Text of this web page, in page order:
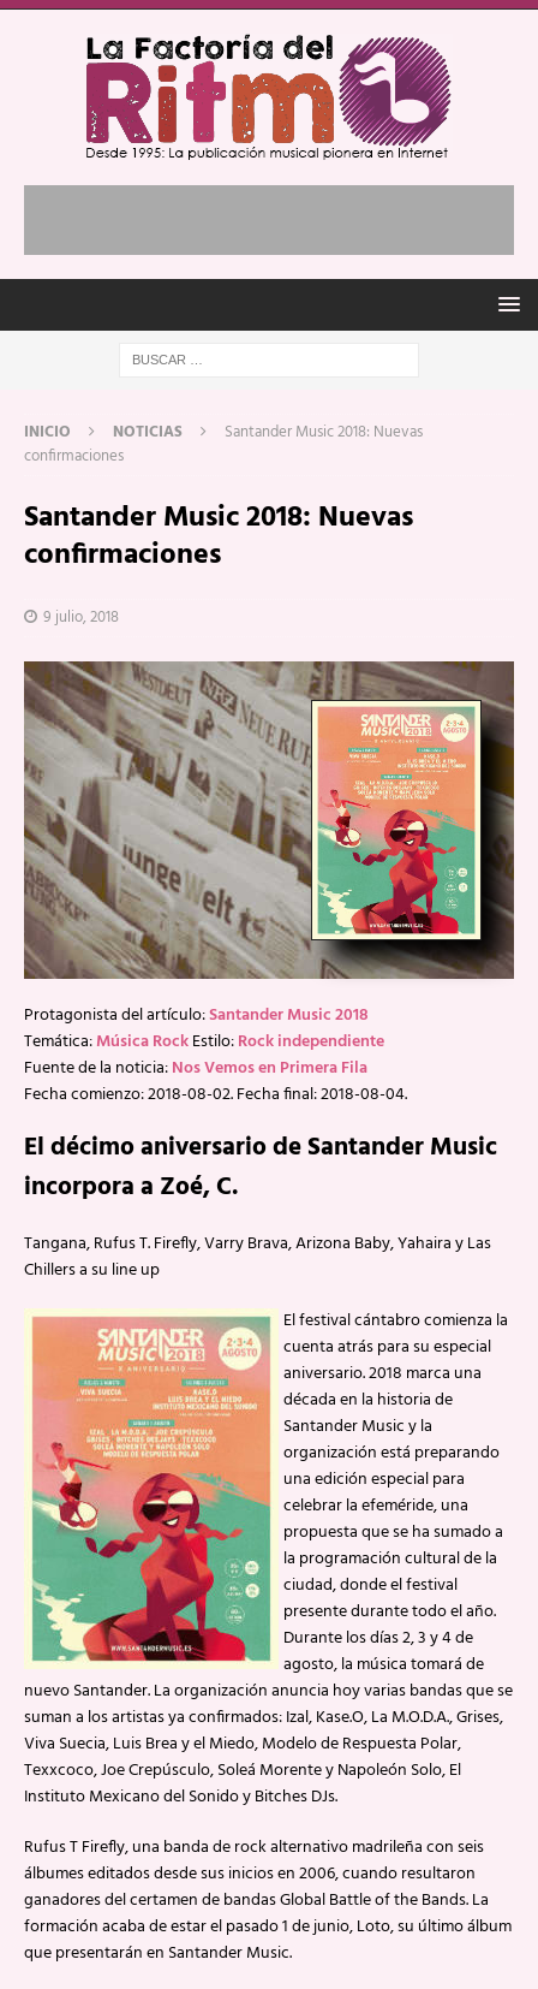
INICIO NOTICIAS
Santander Music 2018: Nuevas
confirmaciones
Santander Music 2018: Nuevas
confirmaciones
9 julio, 2018
Protagonista del artículo:Santander Music 2018
Temática:Música RockEstilo:Rock independiente
Fuente de la noticia:Nos Vemos en Primera Fila
Fecha comienzo: 2018-08-02. Fecha final: 2018-08-04.
El décimo aniversario de Santander Music
incorpora a Zoé, C.
Tangana, Rufus T. Firefly, Varry Brava, Arizona Baby, Yahaira y Las
Chillers a su line up
El festival cántabro comienza la
cuenta atrás para su especial
aniversario. 2018 marca una
década en la historia de
Santander Music y la
organización está preparando
una edición especial para
celebrar la efeméride, una
propuesta que se ha sumado a
la programación cultural de la
ciudad, donde el festival
presente durante todo el año.
Durante los días 2, 3 y 4 de
agosto, la música tomará de
nuevo Santander. La organización anuncia hoy varias bandas que se
suman a los artistas ya confirmados: Izal, Kase.O, La M.O.D.A., Grises,
Viva Suecia, Luis Brea y el Miedo, Modelo de Respuesta Polar,
Texxcoco, Joe Crepúsculo, Soleá Morente y Napoleón Solo, El
Instituto Mexicano del Sonido y Bitches DJs.
Rufus T Firefly, una banda de rock alternativo madrileña con seis
álbumes editados desde sus inicios en 2006, cuando resultaron
ganadores del certamen de bandas Global Battle of the Bands. La
formación acaba de estar el pasado 1 de junio, Loto, su último álbum
que presentarán en Santander Music.